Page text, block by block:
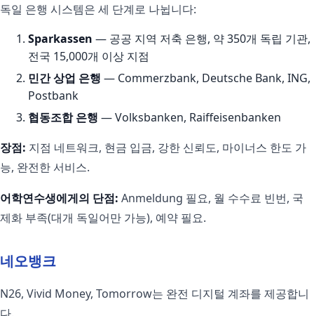
독일 은행 시스템은 세 단계로 나뉩니다:
Sparkassen — 공공 지역 저축 은행, 약 350개 독립 기관,
전국 15,000개 이상 지점
민간 상업 은행 — Commerzbank, Deutsche Bank, ING,
Postbank
협동조합 은행 — Volksbanken, Raiffeisenbanken
장점: 지점 네트워크, 현금 입금, 강한 신뢰도, 마이너스 한도 가
능, 완전한 서비스.
어학연수생에게의 단점: Anmeldung 필요, 월 수수료 빈번, 국
제화 부족(대개 독일어만 가능), 예약 필요.
네오뱅크
N26, Vivid Money, Tomorrow는 완전 디지털 계좌를 제공합니